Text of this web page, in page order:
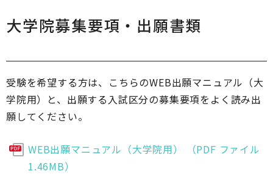
へ
大学院募集要項・出願書類
受験を希望する方は、こちらのWEB出願マニュアル（大
学院用）と、出願する入試区分の募集要項をよく読み出
願してください。
WEB出願マニュアル（大学院用） （PDF ファイル
1.46MB）